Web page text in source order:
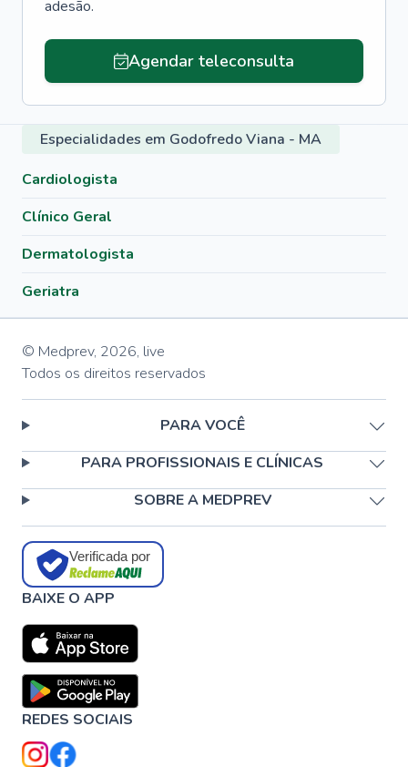
adesão.
Agendar teleconsulta
Especialidades em Godofredo Viana - MA
Cardiologista
Clínico Geral
Dermatologista
Geriatra
© Medprev, 2026, live
Todos os direitos reservados
PARA VOCÊ
PARA PROFISSIONAIS E CLÍNICAS
SOBRE A MEDPREV
Verificada por
BAIXE O APP
REDES SOCIAIS